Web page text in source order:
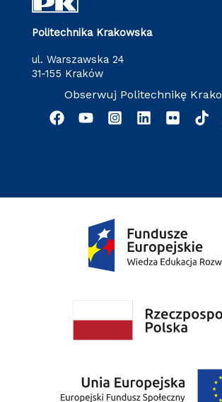
Politechnika Krakowska
ul. Warszawska 24
31-155 Kraków
Obserwuj Politechnikę